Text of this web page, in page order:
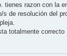
razon con la
de resolución del
totalmente correcto